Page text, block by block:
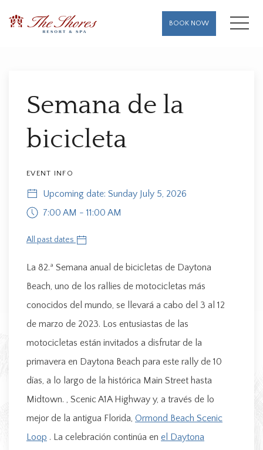
BOOK NOW MENU
Semana de la
bicicleta
EVENT INFO
Upcoming date: Sunday July 5, 2026
7:00 AM - 11:00 AM
All past dates
La 82.ª Semana anual de bicicletas de Daytona
Beach, uno de los rallies de motocicletas más
conocidos del mundo, se llevará a cabo del 3 al 12
de marzo de 2023. Los entusiastas de las
motocicletas están invitados a disfrutar de la
primavera en Daytona Beach para este rally de 10
días, a lo largo de la histórica Main Street hasta
Midtown. , Scenic A1A Highway y, a través de lo
mejor de la antigua Florida, Ormond Beach Scenic
Loop . La celebración continúa en el Daytona